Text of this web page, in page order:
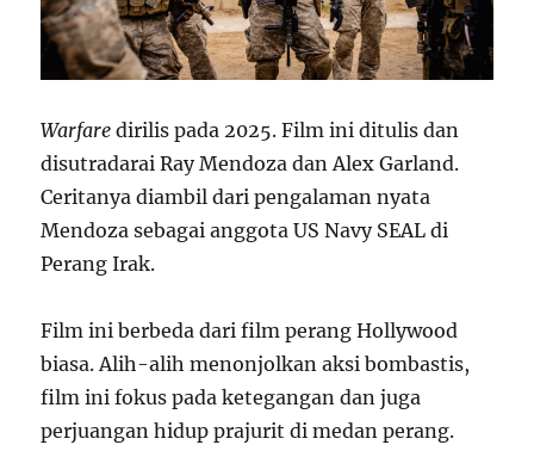
Warfare dirilis pada 2025. Film ini ditulis dan
disutradarai Ray Mendoza dan Alex Garland.
Ceritanya diambil dari pengalaman nyata
Mendoza sebagai anggota US Navy SEAL di
Perang Irak.
Film ini berbeda dari film perang Hollywood
biasa. Alih-alih menonjolkan aksi bombastis,
film ini fokus pada ketegangan dan juga
perjuangan hidup prajurit di medan perang.